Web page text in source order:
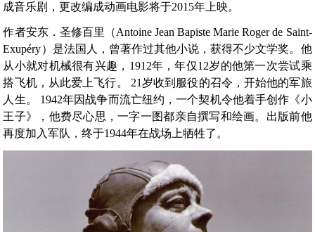
成音乐剧，更改编成动画电影将于2015年上映。
作者安东．圣修百里（Antoine Jean Bapiste Marie Roger de Saint-
Exupéry）是法国人，曾著作过其他小说，获得不少文学奖。他
从小就对机械很有兴趣，1912年，年仅12岁的他第一次尝试乘
搭飞机，从此爱上飞行。 21岁收到服役的召令，开始他的军旅
人生。 1942年因战争而流亡纽约，一个契机令他着手创作《小
王子》，他费尽心思，一字一图都亲自撰写和绘画。出版前他
再度加入军队，终于1944年在战场上牺牲了。